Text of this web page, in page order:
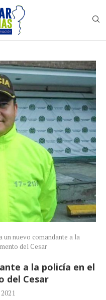
un nuevo comandante a la
del Cesar
a la policía en el
del Cesar